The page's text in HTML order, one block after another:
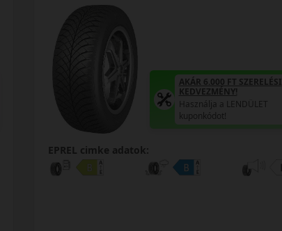
AKÁR 6.000 FT SZERELÉSI
KEDVEZMÉNY!
Használja a LENDÜLET
kuponkódot!
EPREL cimke adatok: